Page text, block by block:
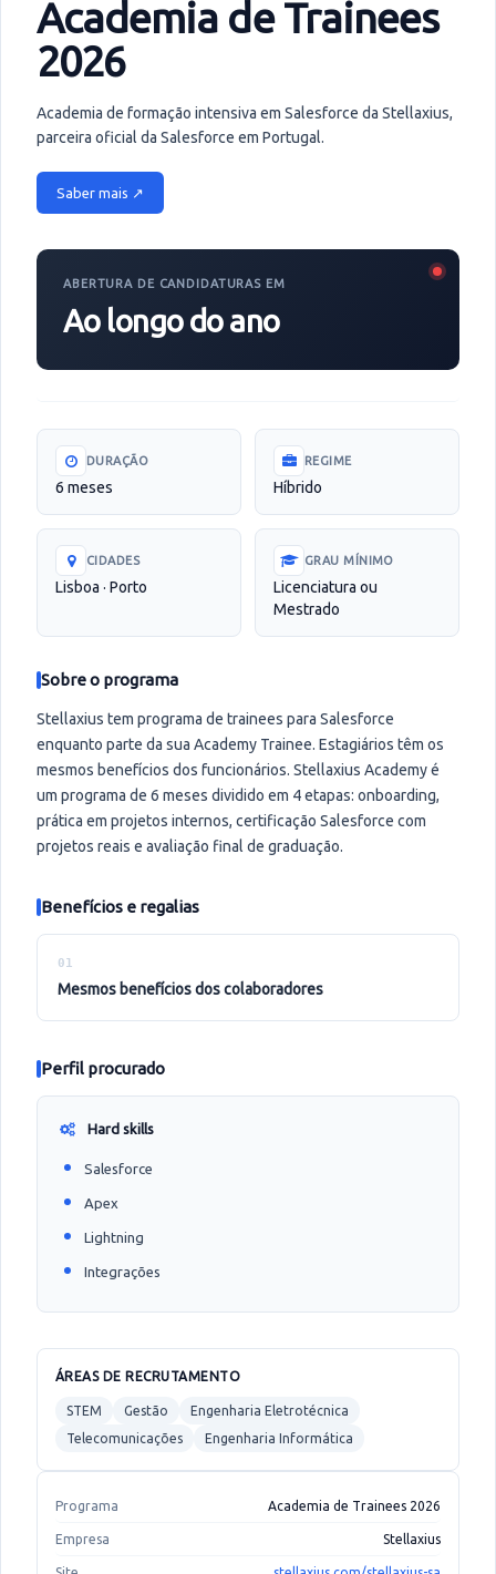
Academia de Trainees
2026
Academia de formação intensiva em Salesforce da Stellaxius,
parceira oficial da Salesforce em Portugal.
Saber mais ↗
ABERTURA DE CANDIDATURAS EM
Ao longo do ano
DURAÇÃO
6 meses
REGIME
Híbrido
CIDADES
Lisboa · Porto
GRAU MÍNIMO
Licenciatura ou
Mestrado
Sobre o programa
Stellaxius tem programa de trainees para Salesforce
enquanto parte da sua Academy Trainee. Estagiários têm os
mesmos benefícios dos funcionários. Stellaxius Academy é
um programa de 6 meses dividido em 4 etapas: onboarding,
prática em projetos internos, certificação Salesforce com
projetos reais e avaliação final de graduação.
Benefícios e regalias
01
mesmos benefícios dos colaboradores
Perfil procurado
Hard skills
Salesforce
Apex
Lightning
Integrações
ÁREAS DE RECRUTAMENTO
STEM Gestão
Engenharia Eletrotécnica
Telecomunicações
Engenharia Informática
Programa Academia de Trainees 2026
Empresa Stellaxius